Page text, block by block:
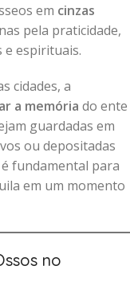
em cinzas
pela praticidade,
e espirituais.
cidades, a
a memória do ente
guardadas em
ou depositadas
fundamental para
em um momento
no